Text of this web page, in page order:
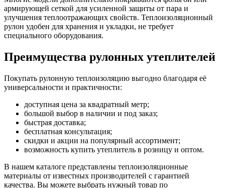
армирующей сеткой для усиленной защиты от пара и
улучшения теплоотражающих свойств. Теплоизоляционный
рулон удобен для хранения и укладки, не требует
специального оборудования.
Преимущества рулонных утеплителей
Покупать рулонную теплоизоляцию выгодно благодаря её
универсальности и практичности:
доступная цена за квадратный метр;
большой выбор в наличии и под заказ;
быстрая доставка;
бесплатная консультация;
скидки и акции на популярный ассортимент;
возможность купить утеплитель в розницу и оптом.
В нашем каталоге представлены теплоизоляционные
материалы от известных производителей с гарантией
качества. Вы можете выбрать нужный товар по